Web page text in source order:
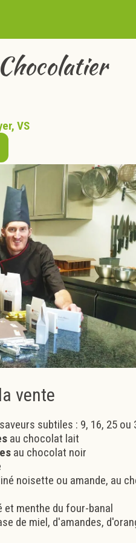
VS
vente
subtiles : 9, 16, 25 ou
au chocolat lait
au chocolat noir
noisette ou amande, au
et menthe du four-banal
de miel, d'amandes,